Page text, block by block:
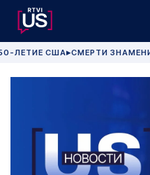
ЛЕТИЕ США▶СМЕРТИ